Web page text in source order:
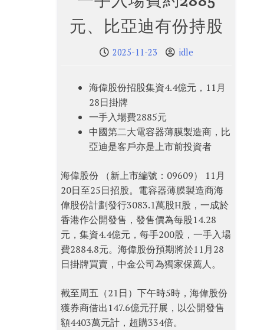
元、比亞迪有份持股
2025-11-23 idle
海偉股份招股集資4.4億元，11月
28日掛牌
一手入場費2885元
中國第二大電容器薄膜製造商，比
亞迪是客戶亦是上市前投資者
海偉股份 （新上市編號：09609） 11月
20日至25日招股。電容器薄膜製造商海
偉股份計劃發行3083.1萬股H股，一成於
香港作公開發售，發售價為每股14.28
元，集資4.4億元，每手200股，一手入場
費2884.8元。海偉股份預期將於11月28
日掛牌買賣，中金公司為獨家保薦人。
截至周五（21日）下午時5時，海偉股份
獲券商借出147.6億元孖展，以公開發售
額4403萬元計，超購334倍。